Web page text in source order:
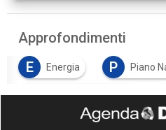
Approfondimenti
E
Energia P Piano
S sviluppo sostenibile